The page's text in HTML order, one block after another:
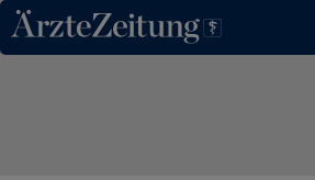
Direkt zum Inhaltsbereich